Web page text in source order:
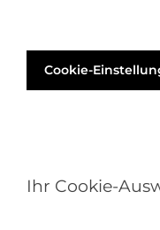
Cookie-
Ihr Cookie-